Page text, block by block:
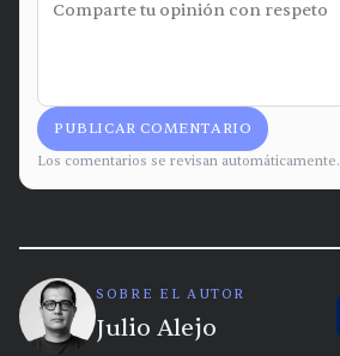
PUBLICAR COMENTARIO
Los comentarios se revisan automáticamente.
SOBRE EL AUTOR
Julio Alejo